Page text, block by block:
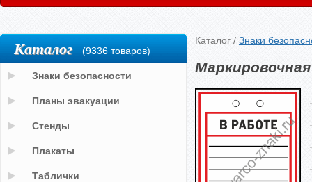
Каталог / Знаки
Каталог (9336 товаров)
Знаки безопасности
Планы эвакуации
Стенды
Плакаты
Таблички